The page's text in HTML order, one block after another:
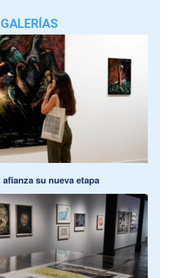
GALERÍAS
su nueva etapa